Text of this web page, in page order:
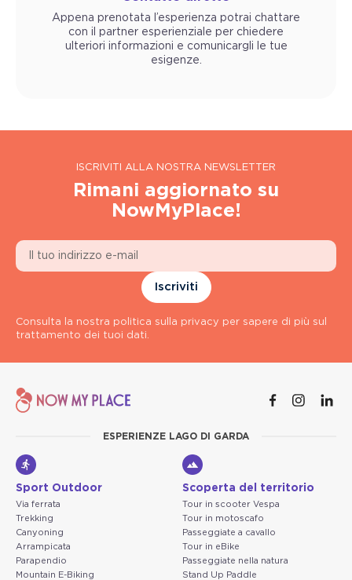
Appena prenotata l’esperienza potrai chattare
con il partner esperienziale per chiedere
ulteriori informazioni e comunicargli le tue
esigenze.
ISCRIVITI ALLA NOSTRA NEWSLETTER
Rimani aggiornato su
NowMyPlace!
Iscriviti
Consulta la nostra politica sulla privacy per sapere di più sul
trattamento dei tuoi dati.
ESPERIENZE LAGO DI GARDA
Sport Outdoor
Via ferrata
Trekking
Canyoning
Arrampicata
Parapendio
Mountain E-Biking
Scoperta del territorio
Tour in scooter Vespa
Tour in motoscafo
Passeggiate a cavallo
Tour in eBike
Passeggiate nella natura
Stand Up Paddle